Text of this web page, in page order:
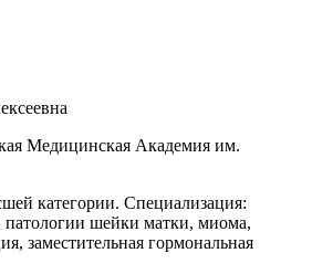
Медицинская Академия им.
категории. Специализация:
патологии шейки матки, миома,
заместительная гормональная